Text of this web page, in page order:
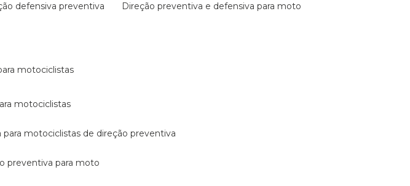
defensiva preventiva direção preventiva e defensiva para moto
motociclistas
motociclistas
para motociclistas de direção preventiva
preventiva para moto